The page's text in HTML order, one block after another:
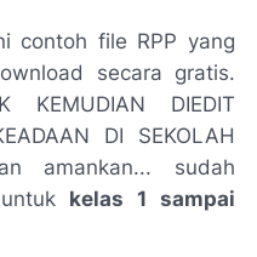
contoh file RPP yang
secara gratis.
KEMUDIAN DIEDIT
DI SEKOLAH
amankan... sudah
kelas 1 sampai